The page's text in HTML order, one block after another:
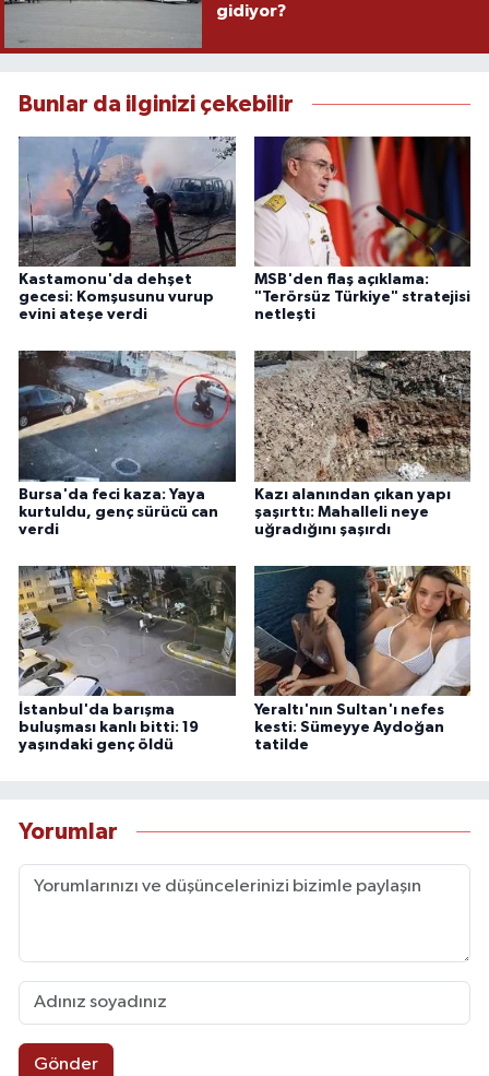
gidiyor?
Bunlar da ilginizi çekebilir
Kastamonu'da dehşet
gecesi: Komşusunu vurup
evini ateşe verdi
MSB'den flaş açıklama:
"Terörsüz Türkiye" stratejisi
netleşti
Bursa'da feci kaza: Yaya
kurtuldu, genç sürücü can
verdi
Kazı alanından çıkan yapı
şaşırttı: Mahalleli neye
uğradığını şaşırdı
İstanbul'da barışma
buluşması kanlı bitti: 19
yaşındaki genç öldü
Yeraltı'nın Sultan'ı nefes
kesti: Sümeyye Aydoğan
tatilde
Yorumlar
Gönder